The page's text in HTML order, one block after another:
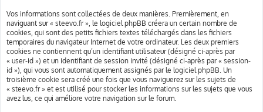
Vos informations sont collectées de deux manières. Premièrement, en
naviguant sur « steevo.fr », le logiciel phpBB créera un certain nombre de
cookies, qui sont des petits fichiers textes téléchargés dans les fichiers
temporaires du navigateur Internet de votre ordinateur. Les deux premiers
cookies ne contiennent qu’un identifiant utilisateur (désigné ci-après par
« user-id ») et un identifiant de session invité (désigné ci-après par « session-
id »), qui vous sont automatiquement assignés par le logiciel phpBB. Un
troisième cookie sera créé une fois que vous naviguerez sur les sujets de
« steevo.fr » et est utilisé pour stocker les informations sur les sujets que vous
avez lus, ce qui améliore votre navigation sur le forum.